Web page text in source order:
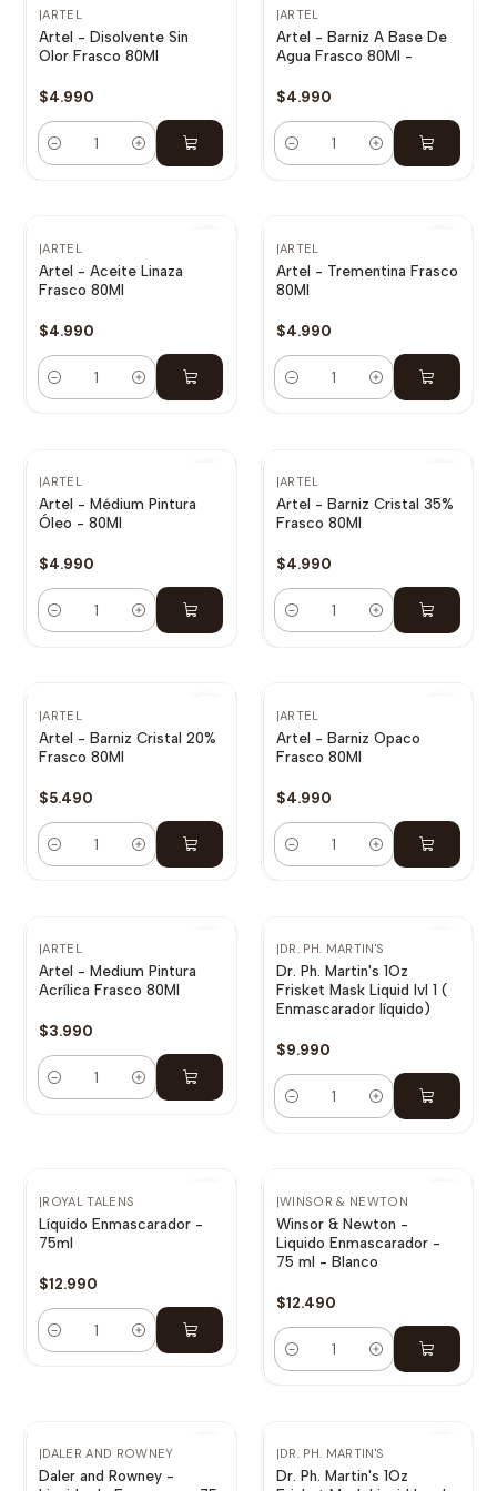
|ARTEL
Artel - Disolvente Sin
Olor Frasco 80Ml
$4.990
Cantidad
|ARTEL
Artel - Barniz A Base De
Agua Frasco 80Ml -
$4.990
Cantidad
|ARTEL
Artel - Aceite Linaza
Frasco 80Ml
$4.990
Cantidad
|ARTEL
Artel - Trementina Frasco
80Ml
$4.990
Cantidad
|ARTEL
Artel - Médium Pintura
Óleo - 80Ml
$4.990
Cantidad
|ARTEL
Artel - Barniz Cristal 35%
Frasco 80Ml
$4.990
Cantidad
|ARTEL
Artel - Barniz Cristal 20%
Frasco 80Ml
$5.490
Cantidad
|ARTEL
Artel - Barniz Opaco
Frasco 80Ml
$4.990
Cantidad
|ARTEL
Artel - Medium Pintura
Acrílica Frasco 80Ml
$3.990
Cantidad
|DR. PH. MARTIN'S
Dr. Ph. Martin's 1Oz
Frisket Mask Liquid lvl 1 (
Enmascarador líquido)
$9.990
Cantidad
|ROYAL TALENS
Líquido Enmascarador -
75ml
$12.990
Cantidad
|WINSOR & NEWTON
Winsor & Newton -
Liquido Enmascarador -
75 ml - Blanco
$12.490
Cantidad
|DALER AND ROWNEY
Daler and Rowney -
|DR. PH. MARTIN'S
Dr. Ph. Martin's 1Oz